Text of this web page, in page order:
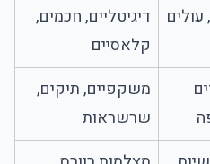
עולים
דיגיטליים, חכמים,
קלאסיים
משקפיים, תיקים,
שרשראות